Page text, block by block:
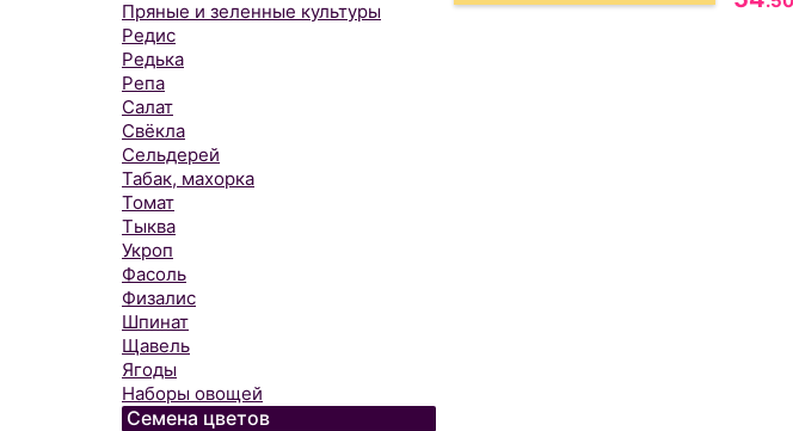
Пряные и зеленные культуры
Редис
Редька
Репа
Салат
Свёкла
Сельдерей
Табак, махорка
Томат
Тыква
Укроп
Фасоль
Физалис
Шпинат
Щавель
Ягоды
Наборы овощей
Семена цветов